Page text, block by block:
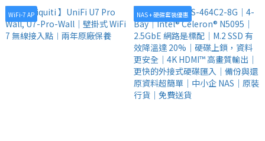
WiFi-7 AP NAS + 硬碟套裝優惠